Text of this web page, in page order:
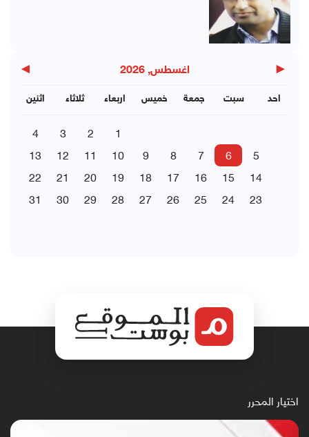
◀ اغسطس, 2026 ▶
اثنين ثلاثاء اربعاء خميس جمعة سبت احد
1
2
3
4
5
6
7
8
9
10
11
12
13
14
15
16
17
18
19
20
21
22
23
24
25
26
27
28
29
30
31
اختيار المحرر